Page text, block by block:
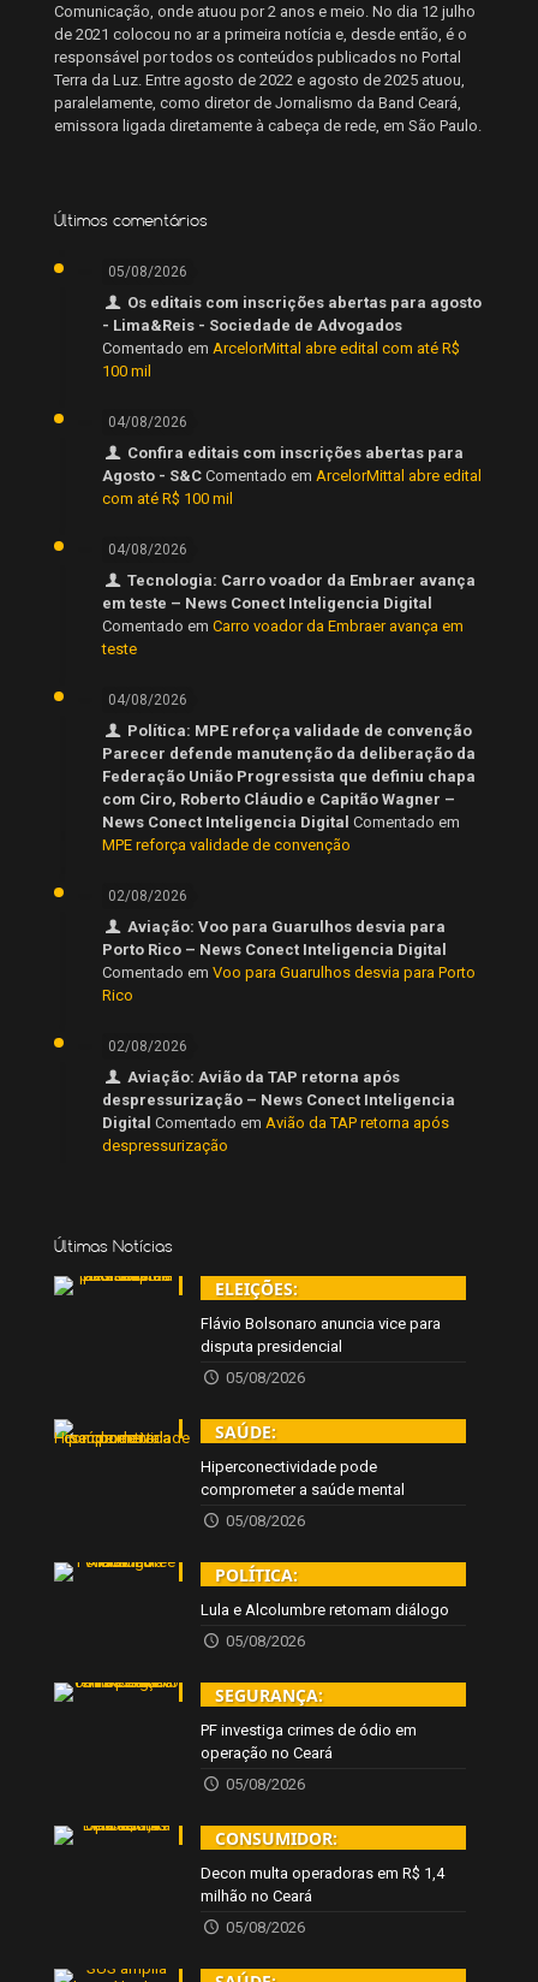
Comunicação, onde atuou por 2 anos e meio. No dia 12 julho
de 2021 colocou no ar a primeira notícia e, desde então, é o
responsável por todos os conteúdos publicados no Portal
Terra da Luz. Entre agosto de 2022 e agosto de 2025 atuou,
paralelamente, como diretor de Jornalismo da Band Ceará,
emissora ligada diretamente à cabeça de rede, em São Paulo.
Últimos comentários
05/08/2026
Os editais com inscrições abertas para agosto
- Lima&Reis - Sociedade de Advogados
Comentado em ArcelorMittal abre edital com até R$
100 mil
04/08/2026
Confira editais com inscrições abertas para
Agosto - S&C Comentado em ArcelorMittal abre edital
com até R$ 100 mil
04/08/2026
Tecnologia: Carro voador da Embraer avança
em teste – News Conect Inteligencia Digital
Comentado em Carro voador da Embraer avança em
teste
04/08/2026
Política: MPE reforça validade de convenção
Parecer defende manutenção da deliberação da
Federação União Progressista que definiu chapa
com Ciro, Roberto Cláudio e Capitão Wagner –
News Conect Inteligencia Digital Comentado em
MPE reforça validade de convenção
02/08/2026
Aviação: Voo para Guarulhos desvia para
Porto Rico – News Conect Inteligencia Digital
Comentado em Voo para Guarulhos desvia para Porto
Rico
02/08/2026
Aviação: Avião da TAP retorna após
despressurização – News Conect Inteligencia
Digital Comentado em Avião da TAP retorna após
despressurização
Últimas Notícias
ELEIÇÕES:
Flávio Bolsonaro anuncia vice para
disputa presidencial
05/08/2026
SAÚDE:
Hiperconectividade pode
comprometer a saúde mental
05/08/2026
POLÍTICA:
Lula e Alcolumbre retomam diálogo
05/08/2026
SEGURANÇA:
PF investiga crimes de ódio em
operação no Ceará
05/08/2026
CONSUMIDOR:
Decon multa operadoras em R$ 1,4
milhão no Ceará
05/08/2026